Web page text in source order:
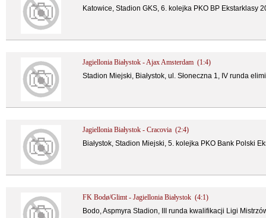
Katowice, Stadion GKS, 6. kolejka PKO BP Ekstarklasy
Jagiellonia Białystok - Ajax Amsterdam (1:4)
Stadion Miejski, Białystok, ul. Słoneczna 1, IV runda
Jagiellonia Białystok - Cracovia (2:4)
Białystok, Stadion Miejski, 5. kolejka PKO Bank Polski
FK Bodø/Glimt - Jagiellonia Białystok (4:1)
Bodo, Aspmyra Stadion, III runda kwalifikacji Ligi